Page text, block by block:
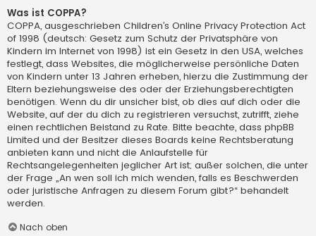
Was ist COPPA?
COPPA, ausgeschrieben Children’s Online Privacy Protection Act
of 1998 (deutsch: Gesetz zum Schutz der Privatsphäre von
Kindern im Internet von 1998) ist ein Gesetz in den USA, welches
festlegt, dass Websites, die möglicherweise persönliche Daten
von Kindern unter 13 Jahren erheben, hierzu die Zustimmung der
Eltern beziehungsweise des oder der Erziehungsberechtigten
benötigen. Wenn du dir unsicher bist, ob dies auf dich oder die
Website, auf der du dich zu registrieren versuchst, zutrifft, ziehe
einen rechtlichen Beistand zu Rate. Bitte beachte, dass phpBB
Limited und der Besitzer dieses Boards keine Rechtsberatung
anbieten kann und nicht die Anlaufstelle für
Rechtsangelegenheiten jeglicher Art ist; außer solchen, die unter
der Frage „An wen soll ich mich wenden, falls es Beschwerden
oder juristische Anfragen zu diesem Forum gibt?“ behandelt
werden.
Nach oben